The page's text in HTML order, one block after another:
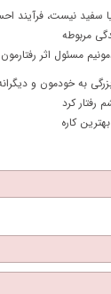
نیست، فرآیند
مربوطه
مسئول اثر
به خودمون و
رفتار کرد
کاره